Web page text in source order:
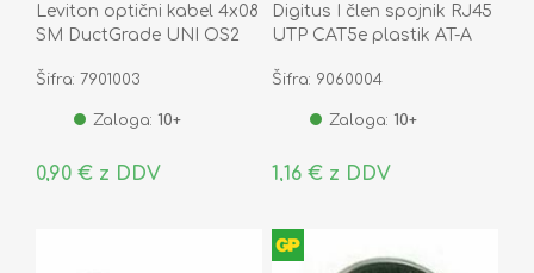
Leviton optični kabel 4x08
SM DuctGrade UNI OS2
Šifra: 7901003
Zaloga: 10+
0,90 € z DDV
Digitus I člen spojnik RJ45
UTP CAT5e plastik AT-A
Šifra: 9060004
Zaloga: 10+
1,16 € z DDV